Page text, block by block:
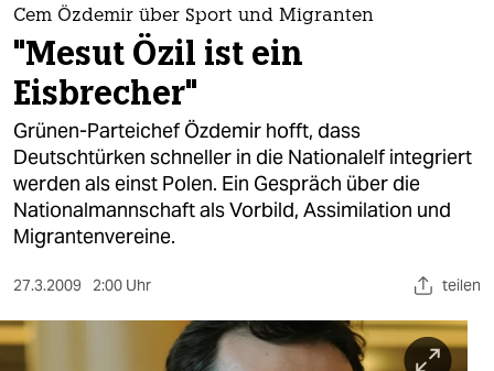
themen
politik
öko
gesellschaft
kultur
nord
Cem Özdemir über Sport und Migranten
"Mesut Özil ist ein
Eisbrecher"
Grünen-Parteichef Özdemir hofft, dass
Deutschtürken schneller in die Nationalelf integriert
werden als einst Polen. Ein Gespräch über die
Nationalmannschaft als Vorbild, Assimilation und
Migrantenvereine.
27.3.2009 2:00 Uhr teilen